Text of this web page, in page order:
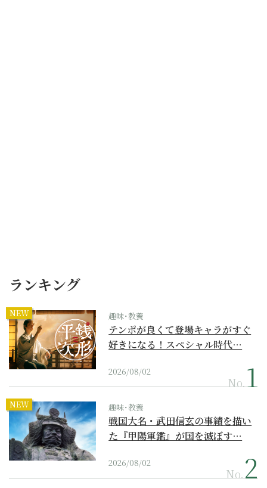
ランキング
NEW 趣味･教養
テンポが良くて登場キャラがすぐ
好きになる！スペシャル時代…
2026/08/02
No.
NEW 趣味･教養
戦国大名・武田信玄の事績を描い
た『甲陽軍鑑』が国を滅ぼす…
2026/08/02
No.